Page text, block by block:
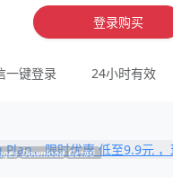
登录购买
一键登录 24小时有效